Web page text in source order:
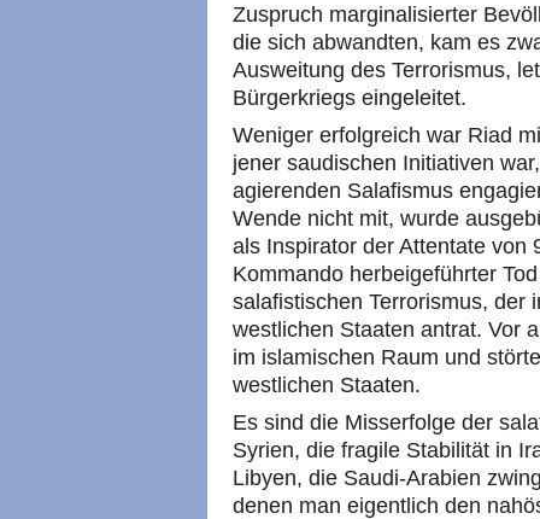
Zuspruch marginalisierter
die sich abwandten, kam es
Ausweitung des Terrorismus,
Bürgerkriegs eingeleitet.
Weniger erfolgreich war Riad
jener saudischen Initiativen
agierenden Salafismus
Wende nicht mit, wurde
als Inspirator der Attentate von
Kommando herbeigeführter
salafistischen Terrorismus, der
westlichen Staaten antrat. Vor
im islamischen Raum und
westlichen Staaten.
Es sind die Misserfolge der
Syrien, die fragile Stabilität in
Libyen, die Saudi-Arabien
denen man eigentlich den